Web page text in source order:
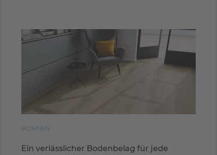
WOHNEN
Ein verlässlicher Bodenbelag für jede